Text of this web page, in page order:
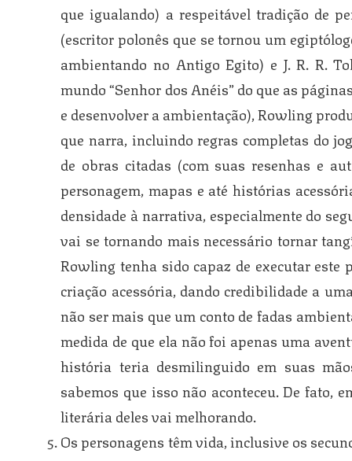
que igualando) a respeitável tradição de
(escritor polonês que se tornou um
ambientando no Antigo Egito) e J. R. R.
mundo “Senhor dos Anéis” do que as
e desenvolver a ambientação), Rowling
que narra, incluindo regras completas do
de obras citadas (com suas resenhas e
personagem, mapas e até histórias
densidade à narrativa, especialmente do
vai se tornando mais necessário tornar
Rowling tenha sido capaz de executar este
criação acessória, dando credibilidade a
não ser mais que um conto de fadas
medida de que ela não foi apenas uma
história teria desmilinguido em suas
sabemos que isso não aconteceu. De fato,
literária deles vai melhorando.
Os personagens têm vida, inclusive os